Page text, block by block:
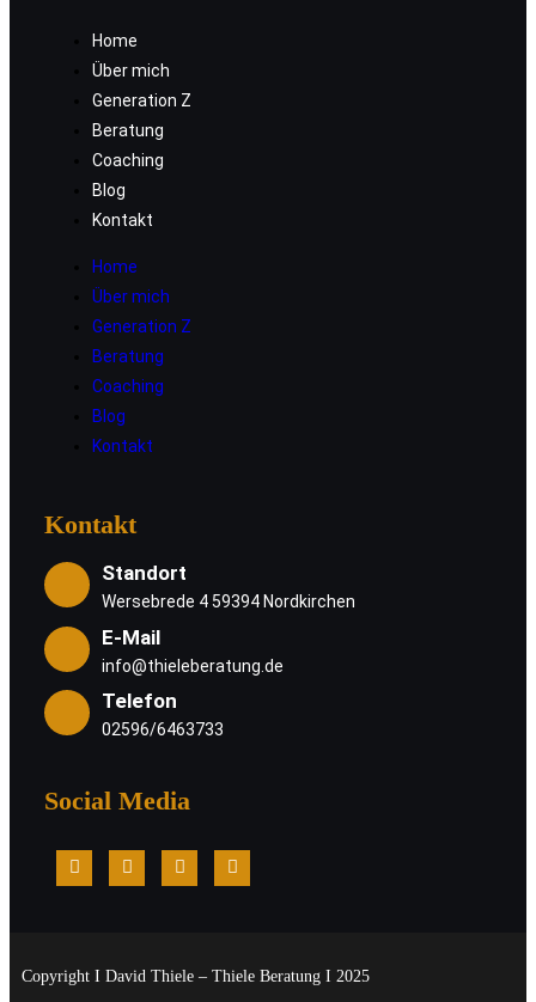
Home
Über mich
Generation Z
Beratung
Coaching
Blog
Kontakt
Home
Über mich
Generation Z
Beratung
Coaching
Blog
Kontakt
Kontakt
Standort
Wersebrede 4 59394 Nordkirchen
E-Mail
info@thieleberatung.de
Telefon
02596/6463733
Social Media
Copyright I David Thiele – Thiele Beratung I 2025